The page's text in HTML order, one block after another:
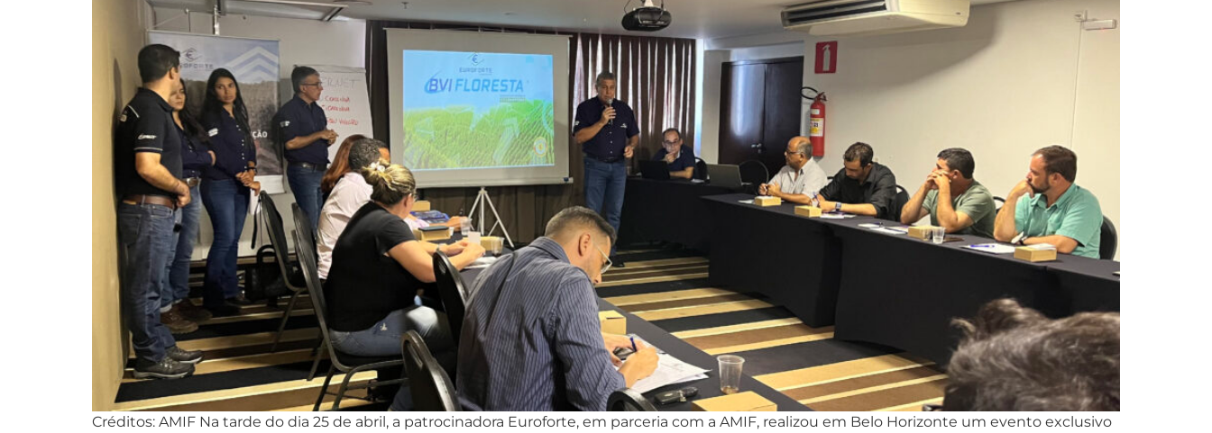
Créditos: AMIF Na tarde do dia 25 de abril, a patrocinadora Euroforte, em parceria com a AMIF, realizou em Belo Horizonte um evento exclusivo